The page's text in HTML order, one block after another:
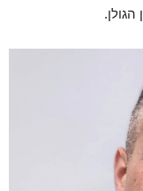
הגולן.